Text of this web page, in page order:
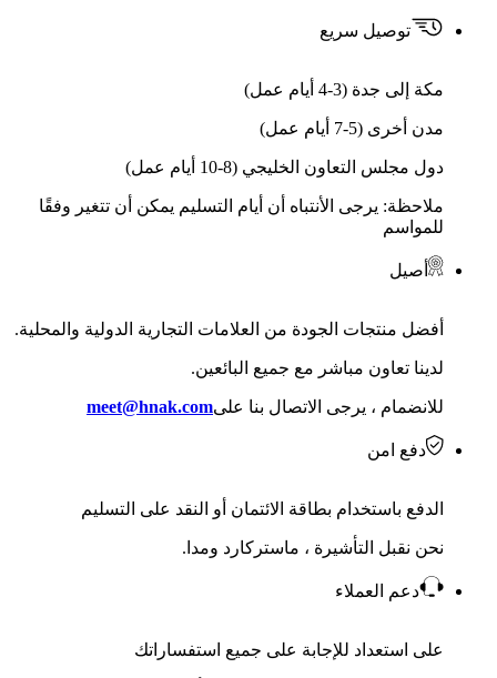
توصيل سريع
مكة إلى جدة (3-4 أيام عمل)
مدن أخرى (5-7 أيام عمل)
دول مجلس التعاون الخليجي (8-10 أيام عمل)
ملاحظة: يرجى الأنتباه أن أيام التسليم يمكن أن تتغير وفقًا
للمواسم
أصيل
أفضل منتجات الجودة من العلامات التجارية الدولية والمحلية.
لدينا تعاون مباشر مع جميع البائعين.
للانضمام ، يرجى الاتصال بنا علىmeet@hnak.com
دفع امن
الدفع باستخدام بطاقة الائتمان أو النقد على التسليم
نحن نقبل التأشيرة ، ماستركارد ومدا.
دعم العملاء
على استعداد للإجابة على جميع استفساراتك